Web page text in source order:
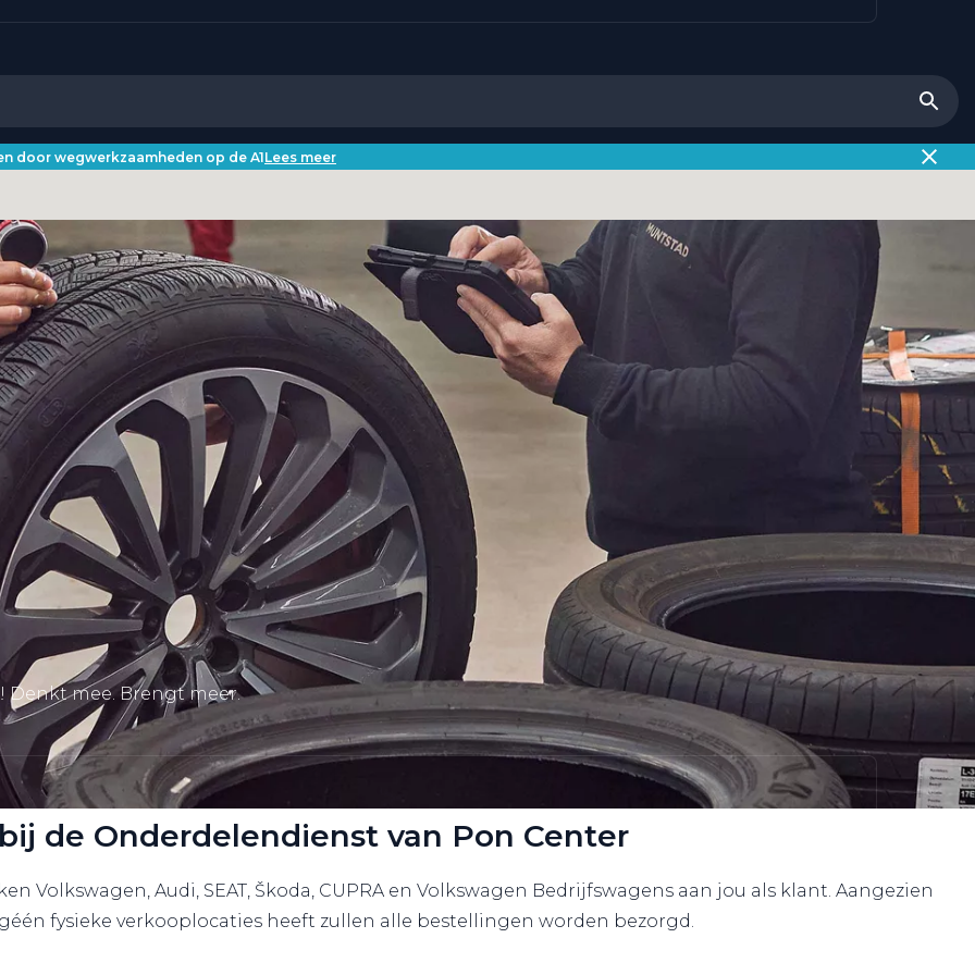
door wegwerkzaamheden op de A1Lees meer
Denkt mee. Brengt meer.
de Onderdelendienst van Pon Center
Volkswagen, Audi, SEAT, Škoda, CUPRA en Volkswagen Bedrijfswagens aan jou als klant. Aangezien
fysieke verkooplocaties heeft zullen alle bestellingen worden bezorgd.